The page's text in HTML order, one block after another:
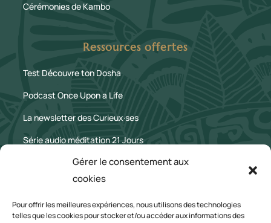
Gérer le consentement aux
cookies
Pour offrir les meilleures expériences, nous utilisons des technologies
telles que les cookies pour stocker et/ou accéder aux informations des
Cérémonies de Kambo
Ressources offertes
Test Découvre ton Dosha
Podcast Once Upon a Life
La newsletter des Curieux·ses
Série audio méditation 21 Jours
Mentions légales